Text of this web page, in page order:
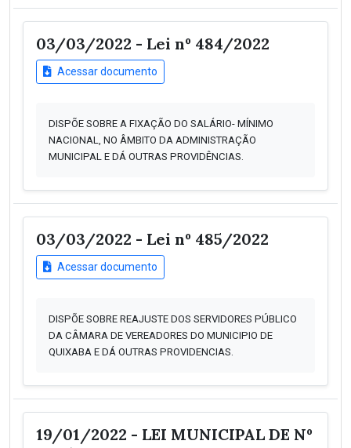
03/03/2022 - Lei nº 484/2022
Acessar documento
DISPÕE SOBRE A FIXAÇÃO DO SALÁRIO- MÍNIMO
NACIONAL, NO ÂMBITO DA ADMINISTRAÇÃO
MUNICIPAL E DÁ OUTRAS PROVIDÊNCIAS.
03/03/2022 - Lei nº 485/2022
Acessar documento
DISPÕE SOBRE REAJUSTE DOS SERVIDORES PÚBLICO
DA CÂMARA DE VEREADORES DO MUNICIPIO DE
QUIXABA E DÁ OUTRAS PROVIDENCIAS.
19/01/2022 - LEI MUNICIPAL DE Nº